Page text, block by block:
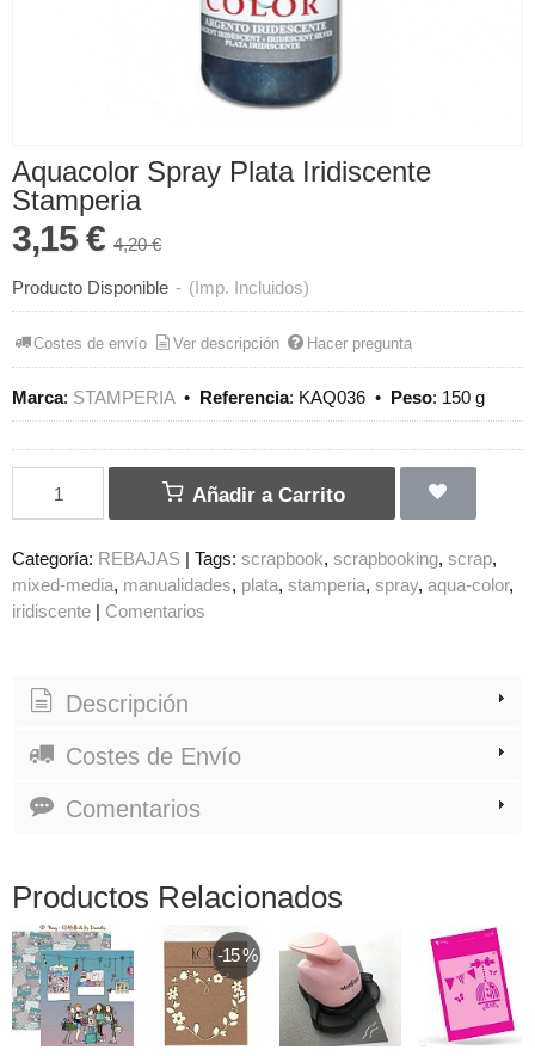
Aquacolor Spray Plata Iridiscente
Stamperia
3,15 € 4,20 €
Producto Disponible - (Imp. Incluidos)
Costes de envío Ver descripción Hacer pregunta
Marca: STAMPERIA• Referencia: KAQ036 • Peso: 150 g
Añadir a Carrito
Categoría: REBAJAS | Tags: scrapbook scrapbooking scrap
mixed-media manualidades plata stamperia spray aqua-color
iridiscente | Comentarios
Descripción
Costes de Envío
Comentarios
Productos Relacionados
-15 %